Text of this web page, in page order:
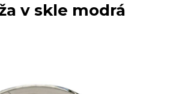
v skle modrá